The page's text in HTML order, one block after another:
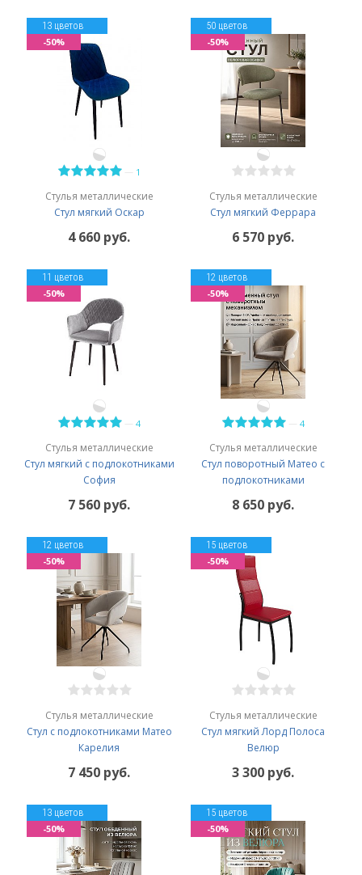
1
Стулья металлические
Стул мягкий Оскар
13 цветов
4 660 руб.
-50%
Стулья металлические
Стул мягкий Феррара
50 цветов
6 570 руб.
-50%
4
Стулья металлические
Стул мягкий с подлокотниками
София
11 цветов
7 560 руб.
-50%
4
Стулья металлические
Стул поворотный Матео с
подлокотниками
12 цветов
8 650 руб.
-50%
Стулья металлические
Стул с подлокотниками Матео
Карелия
12 цветов
7 450 руб.
-50%
Стулья металлические
Стул мягкий Лорд Полоса
Велюр
15 цветов
3 300 руб.
-50%
13 цветов
-50%
15 цветов
-50%